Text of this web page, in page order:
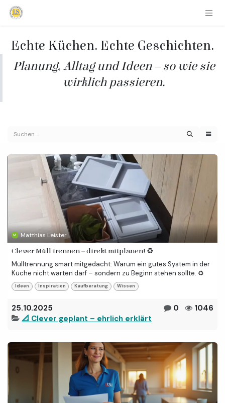
Echte Küchen. Echte Geschichten.
Planung, Alltag und Ideen – so wie sie
wirklich passieren.
Matthias Leister
Clever Müll trennen – direkt mitplanen! ♻️
Mülltrennung smart mitgedacht: Warum ein gutes System in der
Küche nicht warten darf – sondern zu Beginn stehen sollte. ♻️
Ideen Inspiration Kaufberatung Wissen
25.10.2025 0
1046
📐 Clever geplant – ehrlich erklärt